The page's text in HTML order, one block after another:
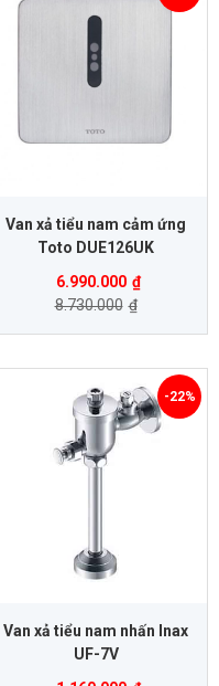
Van xả tiểu nam cảm ứng
Toto DUE126UK
6.990.000 ₫
8.730.000 ₫
Van xả tiểu nam nhấn Inax
UF-7V
-22%